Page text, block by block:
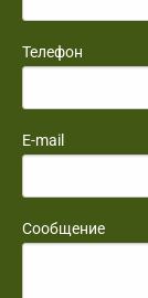
Телефон
E-mail
Сообщение